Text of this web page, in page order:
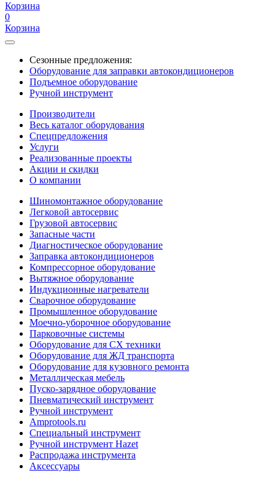
Корзина
0
Корзина
Сезонные предложения:
Оборудование для заправки автокондиционеров
Подъемное оборудование
Ручной инструмент
Производители
Весь каталог оборудования
Спецпредложения
Услуги
Реализованные проекты
Акции и скидки
О компании
Шиномонтажное оборудование
Легковой автосервис
Грузовой автосервис
Запасные части
Диагностическое оборудование
Заправка автокондиционеров
Компрессорное оборудование
Вытяжное оборудование
Индукционные нагреватели
Сварочное оборудование
Промышленное оборудование
Моечно-уборочное оборудование
Парковочные системы
Оборудование для СХ техники
Оборудование для ЖД транспорта
Оборудование для кузовного ремонта
Металлическая мебель
Пуско-зарядное оборудование
Пневматический инструмент
Ручной инструмент
Amprotools.ru
Специальный инструмент
Ручной инструмент Hazet
Распродажа инструмента
Аксессуары